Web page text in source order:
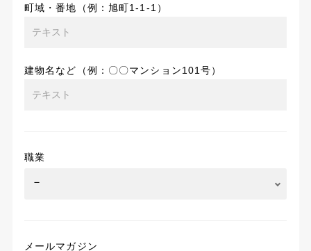
町域・番地（例：旭町1-1-1）
建物名など（例：〇〇マンション101号）
職業
メールマガジン